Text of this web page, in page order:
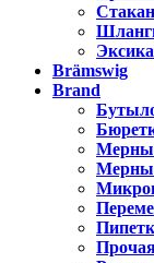
Brämswig
Brand